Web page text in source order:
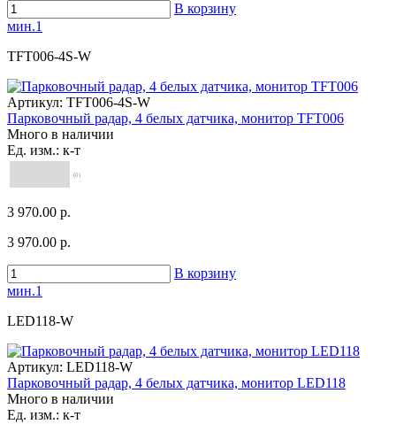
В корзину
мин.1
TFT006-4S-W
Артикул: TFT006-4S-W
Парковочный радар, 4 белых датчика, монитор TFT006
Много в наличии
Ед. изм.: к-т
(0)
3 970.00 р.
3 970.00 р.
В корзину
мин.1
LED118-W
Артикул: LED118-W
Парковочный радар, 4 белых датчика, монитор LED118
Много в наличии
Ед. изм.: к-т